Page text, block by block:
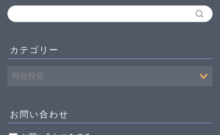
カテゴリー
お問い合わせ